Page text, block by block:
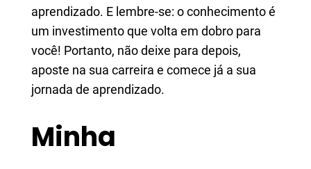
aprendizado. E lembre-se: o conhecimento é
um investimento que volta em dobro para
você! Portanto, não deixe para depois,
aposte na sua carreira e comece já a sua
jornada de aprendizado.
Minha